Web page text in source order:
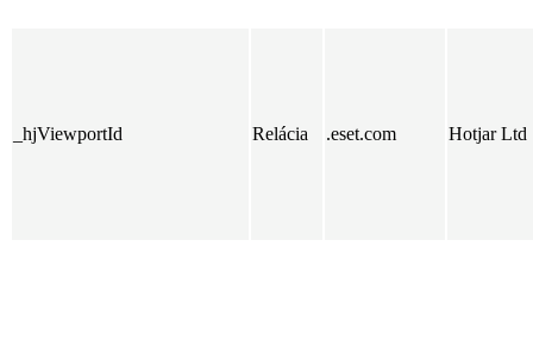
_hjViewportId Relácia .eset.com Hotjar Ltd